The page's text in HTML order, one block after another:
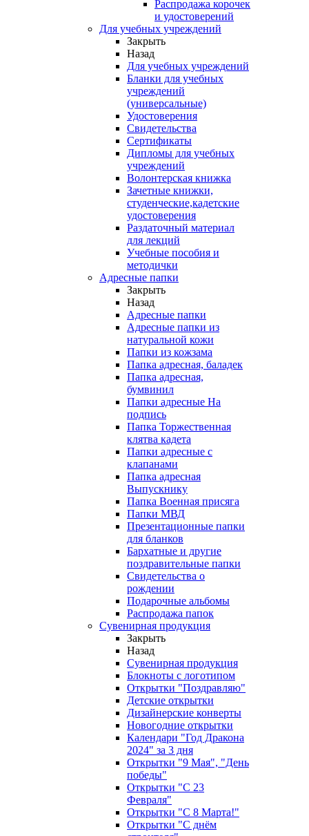
Распродажа корочек
и удостоверений
Для учебных учреждений
Закрыть
Назад
Для учебных учреждений
Бланки для учебных
учреждений
(универсальные)
Удостоверения
Свидетельства
Сертификаты
Дипломы для учебных
учреждений
Волонтерская книжка
Зачетные книжки,
студенческие,кадетские
удостоверения
Раздаточный материал
для лекций
Учебные пособия и
методички
Адресные папки
Закрыть
Назад
Адресные папки
Адресные папки из
натуральной кожи
Папки из кожзама
Папка адресная, баладек
Папка адресная,
бумвинил
Папки адресные На
подпись
Папка Торжественная
клятва кадета
Папки адресные с
клапанами
Папка адресная
Выпускнику
Папка Военная присяга
Папки МВД
Презентационные папки
для бланков
Бархатные и другие
поздравительные папки
Свидетельства о
рождении
Подарочные альбомы
Распродажа папок
Сувенирная продукция
Закрыть
Назад
Сувенирная продукция
Блокноты с логотипом
Открытки "Поздравляю"
Детские открытки
Дизайнерские конверты
Новогодние открытки
Календари "Год Дракона
2024" за 3 дня
Открытки "9 Мая", "День
победы"
Открытки "С 23
Февраля"
Открытки "С 8 Марта!"
Открытки "С днём